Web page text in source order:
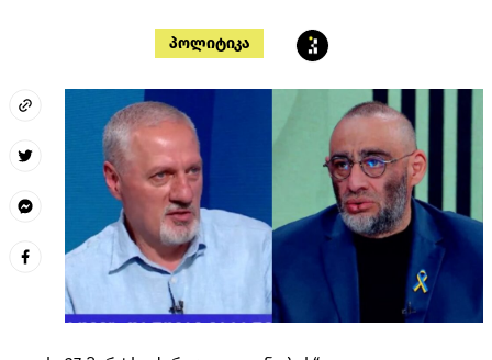
პოლიტიკა